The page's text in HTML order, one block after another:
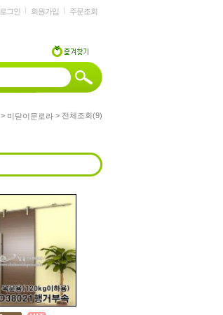
로그인 회원가입 주문조회
> 미닫이문로라 > 전체조회(9)